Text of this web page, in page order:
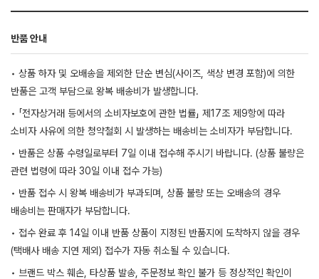
반품 안내
• 상품 하자 및 오배송을 제외한 단순 변심(사이즈, 색상 변경 포함)에 의한
반품은 고객 부담으로 왕복 배송비가 발생합니다.
• 「전자상거래 등에서의 소비자보호에 관한 법률」 제17조 제9항에 따라
소비자 사유에 의한 청약철회 시 발생하는 배송비는 소비자가 부담합니다.
• 반품은 상품 수령일로부터 7일 이내 접수해 주시기 바랍니다. (상품 불량은
관련 법령에 따라 30일 이내 접수 가능)
• 반품 접수 시 왕복 배송비가 부과되며, 상품 불량 또는 오배송의 경우
배송비는 판매자가 부담합니다.
• 접수 완료 후 14일 이내 반품 상품이 지정된 반품지에 도착하지 않을 경우
(택배사 배송 지연 제외) 접수가 자동 취소될 수 있습니다.
• 브랜드 박스 훼손, 타상품 발송, 주문정보 확인 불가 등 정상적인 확인이